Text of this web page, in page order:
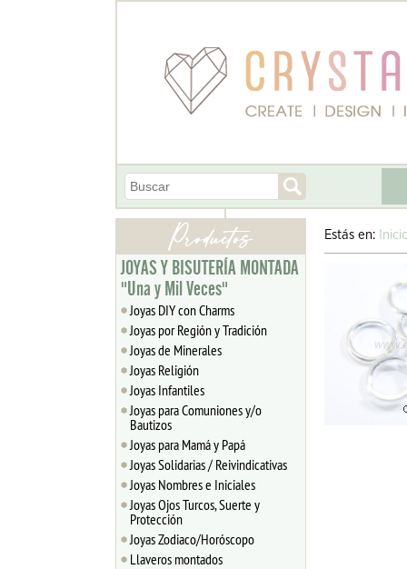
JOYAS Y BISUTERÍA MONTADA
"Una y Mil Veces"
Joyas DIY con Charms
Joyas por Región y Tradición
Joyas de Minerales
Joyas Religión
Joyas Infantiles
Joyas para Comuniones y/o
Bautizos
Joyas para Mamá y Papá
Joyas Solidarias / Reivindicativas
Joyas Nombres e Iniciales
Joyas Ojos Turcos, Suerte y
Protección
Joyas Zodiaco/Horóscopo
Llaveros montados
Estás en: